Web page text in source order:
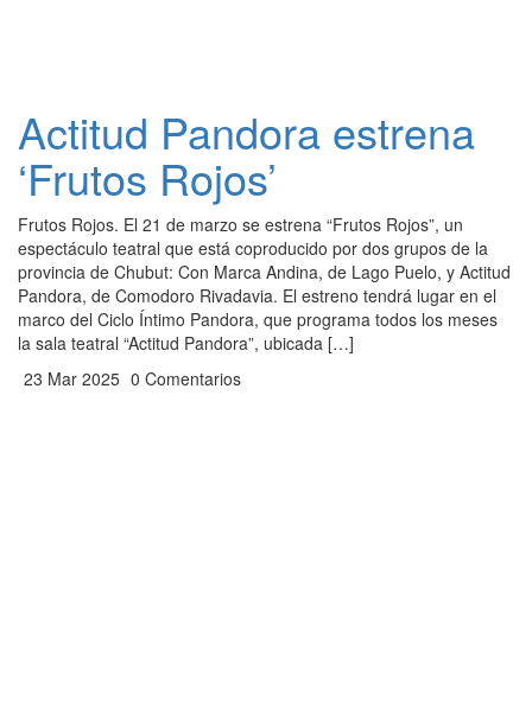
Actitud Pandora estrena
‘Frutos Rojos’
Frutos Rojos. El 21 de marzo se estrena “Frutos Rojos”, un
espectáculo teatral que está coproducido por dos grupos de la
provincia de Chubut: Con Marca Andina, de Lago Puelo, y Actitud
Pandora, de Comodoro Rivadavia. El estreno tendrá lugar en el
marco del Ciclo Íntimo Pandora, que programa todos los meses
la sala teatral “Actitud Pandora”, ubicada […]
23 Mar 2025 0 Comentarios